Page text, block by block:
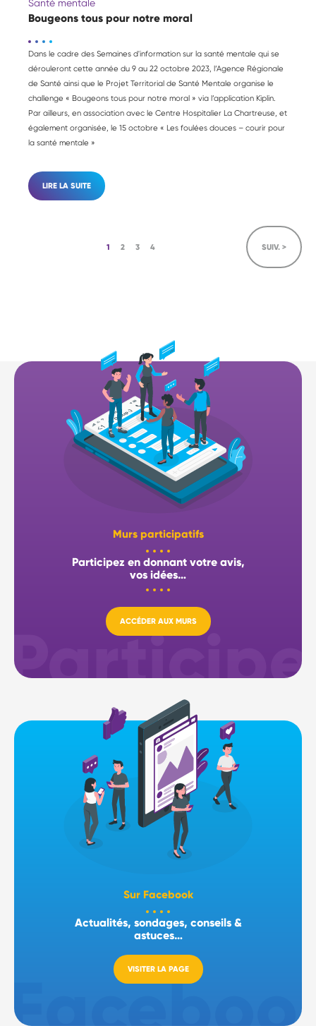
Santé mentale
Bougeons tous pour notre moral
Dans le cadre des Semaines d'information sur la santé mentale qui se
dérouleront cette année du 9 au 22 octobre 2023, l’Agence Régionale
de Santé ainsi que le Projet Territorial de Santé Mentale organise le
challenge « Bougeons tous pour notre moral » via l’application Kiplin.
Par ailleurs, en association avec le Centre Hospitalier La Chartreuse, et
également organisée, le 15 octobre « Les foulées douces – courir pour
la santé mentale »
LIRE LA SUITE
1 2 3 4 SUIV. >
Murs participatifs
Participez en donnant votre avis,
vos idées…
ACCÉDER AUX MURS
Sur Facebook
Actualités, sondages, conseils &
astuces…
VISITER LA PAGE